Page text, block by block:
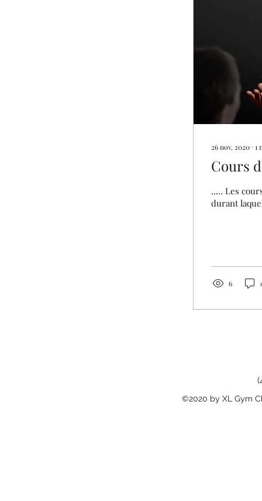
26 nov. 2020 ∙ 1
Cours
..... Les
durant
6
©2020 by XL Gym